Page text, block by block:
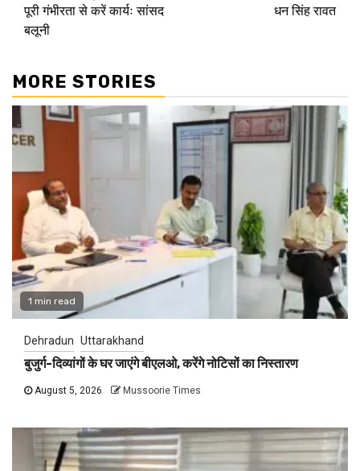
पूरी गंभीरता से करें कार्यः सांसद
बलूनी
धन सिंह रावत
MORE STORIES
1 min read
Dehradun Uttarakhand
बुजुर्ग-दिव्यांगों के घर जाएंगे बीएलओ, करेंगे नोटिसों का निस्तारण
August 5, 2026 Mussoorie Times